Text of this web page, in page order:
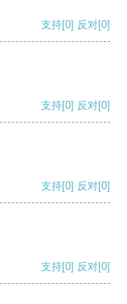
支持[0] 反对[0]
支持[0] 反对[0]
支持[0] 反对[0]
支持[0] 反对[0]